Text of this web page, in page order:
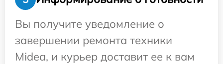
Вы получите уведомление о
завершении ремонта техники
Midea, и курьер доставит ее к вам